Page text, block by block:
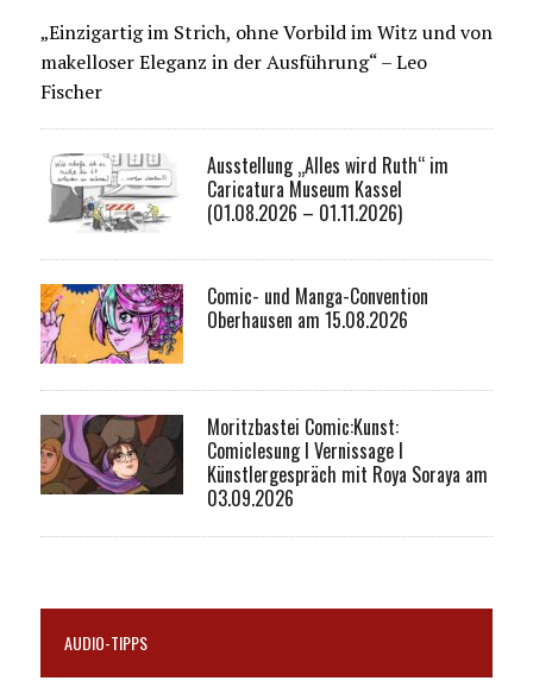
„Einzigartig im Strich, ohne Vorbild im Witz und von
makelloser Eleganz in der Ausführung“ – Leo
Fischer
Ausstellung „Alles wird Ruth“ im
Caricatura Museum Kassel
(01.08.2026 – 01.11.2026)
Comic- und Manga-Convention
Oberhausen am 15.08.2026
Moritzbastei Comic:Kunst:
Comiclesung I Vernissage I
Künstlergespräch mit Roya Soraya am
03.09.2026
AUDIO-TIPPS